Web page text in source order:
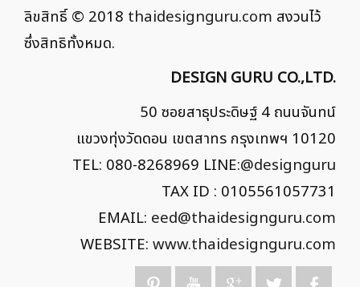
ลิขสิทธิ์ © 2018 thaidesignguru.com สงวนไว้
ซึ่งสิทธิทั้งหมด.
DESIGN GURU CO.,LTD.
50 ซอยสาธุประดิษฐ์ 4 ถนนจันทน์
แขวงทุ่งวัดดอน เขตสาทร กรุงเทพฯ 10120
TEL: 080-8268969 LINE:@designguru
TAX ID : 0105561057731
EMAIL: eed@thaidesignguru.com
WEBSITE: www.thaidesignguru.com